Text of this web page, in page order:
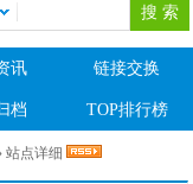
讯 链接交换
档 TOP排行榜
站点详细